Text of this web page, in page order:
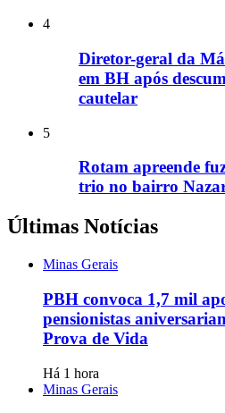
4
Diretor-geral da
em BH após
cautelar
5
Rotam apreende
trio no bairro
Últimas Notícias
Minas Gerais
PBH convoca 1,7 mil
pensionistas
Prova de Vida
Há 1 hora
Minas Gerais